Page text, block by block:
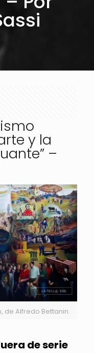
y la
–
de Alfredo Bettanin.
de serie